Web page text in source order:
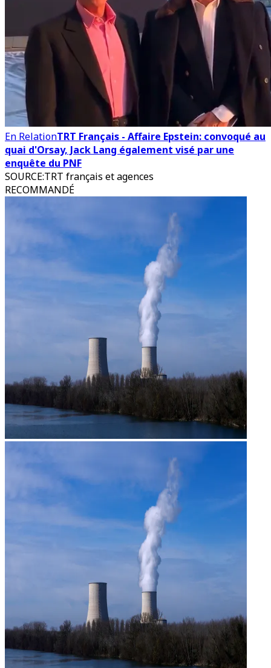
En RelationTRT Français - Affaire Epstein: convoqué au
quai d'Orsay, Jack Lang également visé par une
enquête du PNF
SOURCE:TRT français et agences
RECOMMANDÉ